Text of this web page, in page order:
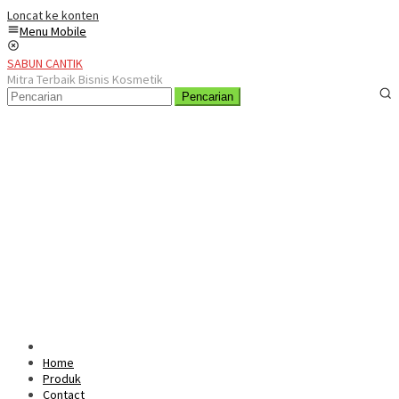
Loncat ke konten
Menu Mobile
SABUN CANTIK
Mitra Terbaik Bisnis Kosmetik
Pencarian
Home
Produk
Contact